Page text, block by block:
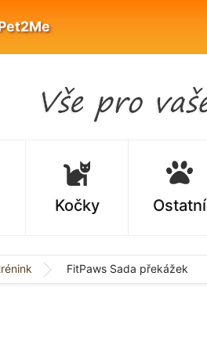
Kočky Ostatní
FitPaws Sada překážek